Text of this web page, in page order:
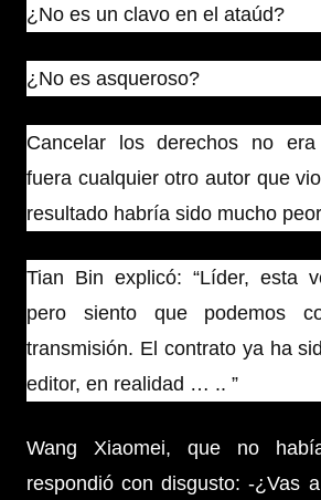
¿No es un clavo en el ataúd?
¿No es asqueroso?
Cancelar los derechos no era
fuera cualquier otro autor que
resultado habría sido mucho
Tian Bin explicó: “Líder, esta
pero siento que podemos
transmisión. El contrato ya ha
editor, en realidad … .. ”
Wang Xiaomei, que no
respondió con disgusto: -¿Vas